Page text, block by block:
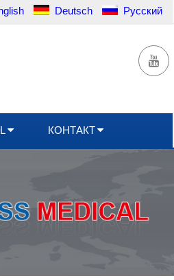
Deutsch Русский
КОНТАКТ